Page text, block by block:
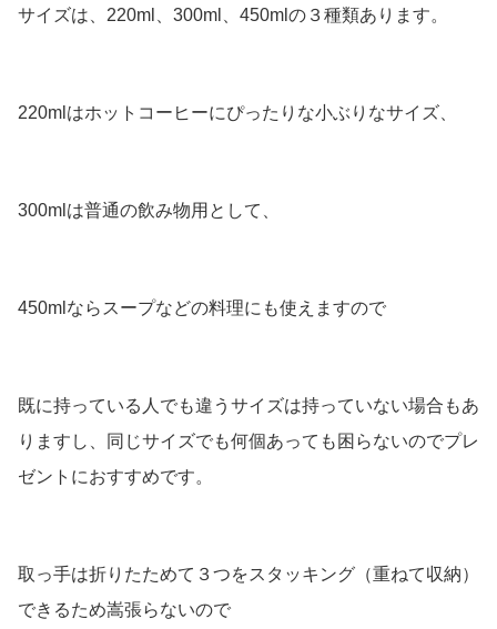
サイズは、220ml、300ml、450mlの３種類あります。
220mlはホットコーヒーにぴったりな小ぶりなサイズ、
300mlは普通の飲み物用として、
450mlならスープなどの料理にも使えますので
既に持っている人でも違うサイズは持っていない場合もあ
りますし、同じサイズでも何個あっても困らないのでプレ
ゼントにおすすめです。
取っ手は折りたためて３つをスタッキング（重ねて収納）
できるため嵩張らないので